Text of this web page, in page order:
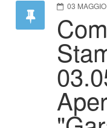
03